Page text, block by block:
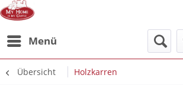
Menü
Übersicht Holzkarren